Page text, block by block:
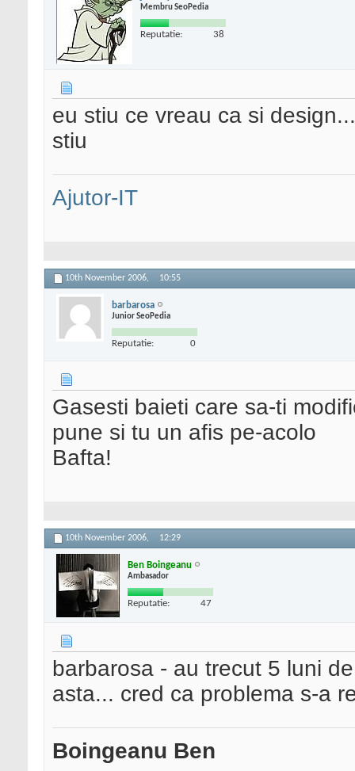
Membru SeoPedia
Reputatie: 38
eu stiu ce vreau ca si
stiu
Ajutor-IT
10th November 2006, 10:55
barbarosa
Junior SeoPedia
Reputatie: 0
Gasesti baieti care sa-ti
pune si tu un afis pe-acolo
Bafta!
10th November 2006, 12:29
Ben Boingeanu
Ambasador
Reputatie: 47
barbarosa - au trecut 5 luni
asta... cred ca problema s-a
Boingeanu Ben